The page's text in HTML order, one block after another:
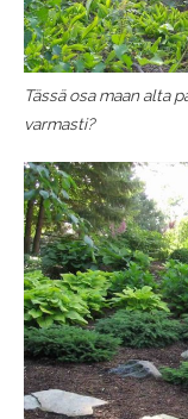
Tässä osa maan alta
varmasti?